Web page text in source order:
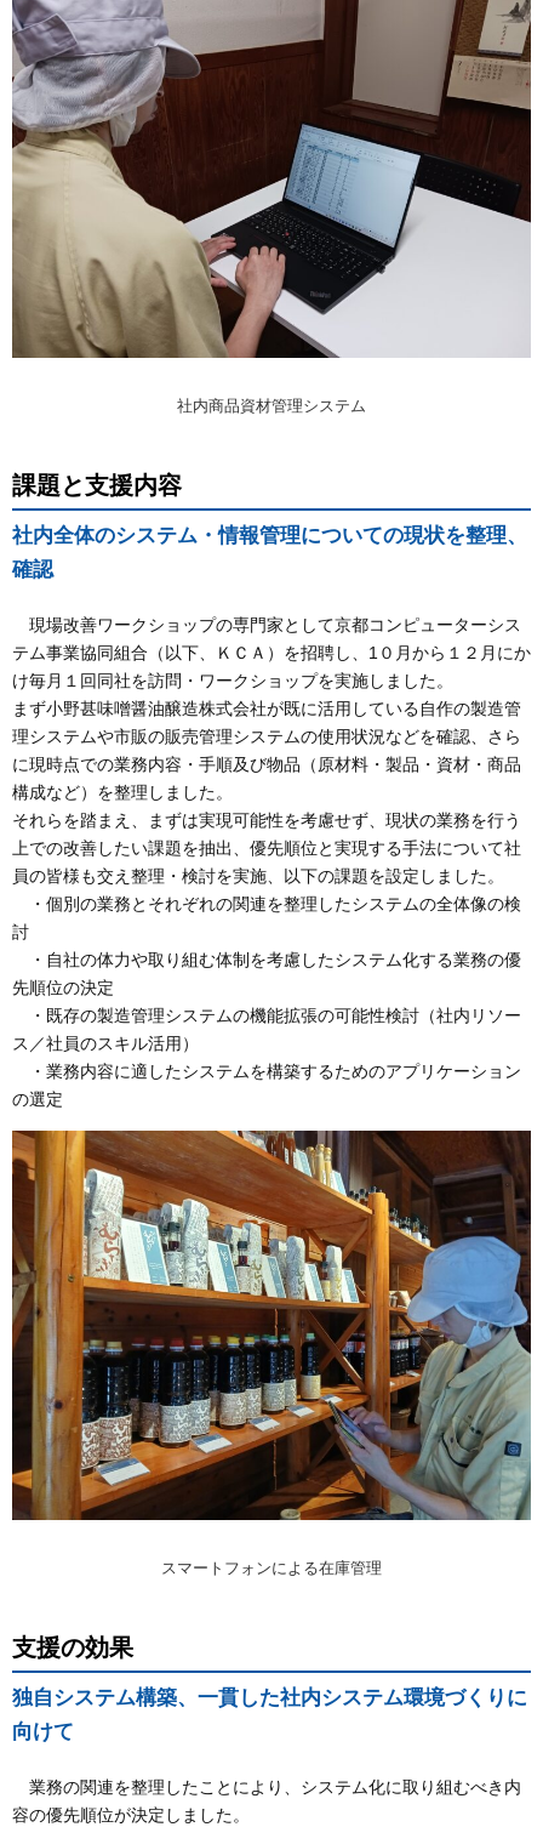
社内商品資材管理システム
課題と支援内容
社内全体のシステム・情報管理についての現状を整理、
確認
現場改善ワークショップの専門家として京都コンピューターシス
テム事業協同組合（以下、ＫＣＡ）を招聘し、1０月から１２月にか
け毎月１回同社を訪問・ワークショップを実施しました。
まず小野甚味噌醤油醸造株式会社が既に活用している自作の製造管
理システムや市販の販売管理システムの使用状況などを確認、さら
に現時点での業務内容・手順及び物品（原材料・製品・資材・商品
構成など）を整理しました。
それらを踏まえ、まずは実現可能性を考慮せず、現状の業務を行う
上での改善したい課題を抽出、優先順位と実現する手法について社
員の皆様も交え整理・検討を実施、以下の課題を設定しました。
・個別の業務とそれぞれの関連を整理したシステムの全体像の検
討
・自社の体力や取り組む体制を考慮したシステム化する業務の優
先順位の決定
・既存の製造管理システムの機能拡張の可能性検討（社内リソー
ス／社員のスキル活用）
・業務内容に適したシステムを構築するためのアプリケーション
の選定
スマートフォンによる在庫管理
支援の効果
独自システム構築、一貫した社内システム環境づくりに
向けて
業務の関連を整理したことにより、システム化に取り組むべき内
容の優先順位が決定しました。